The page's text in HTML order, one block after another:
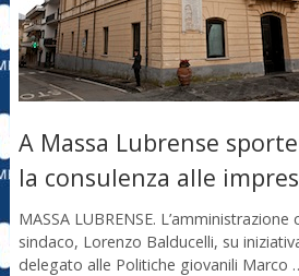
A Massa Lubrense
la consulenza alle
MASSA LUBRENSE.
sindaco, Lorenzo Balducelli, su
delegato alle Politiche giovanili Marco